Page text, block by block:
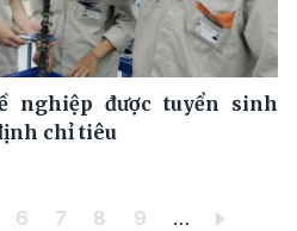
nghiệp được tuyển sinh
chỉ tiêu
Trang
6 Trang
7 Trang
8 Trang
9 …